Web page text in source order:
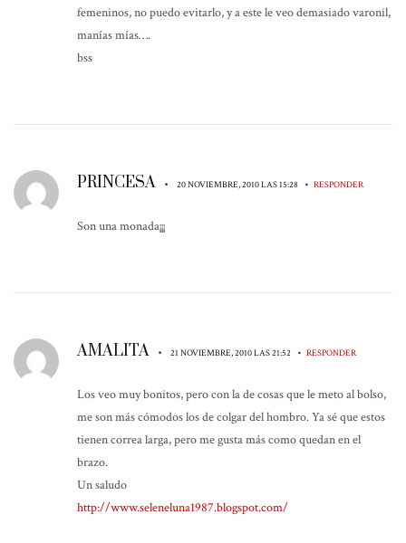
femeninos, no puedo evitarlo, y a este le veo demasiado varonil,
manías mías….
bss
PRINCESA • 20 NOVIEMBRE, 2010 LAS 15:28 • RESPONDER
Son una monada¡¡¡
AMALITA • 21 NOVIEMBRE, 2010 LAS 21:52 • RESPONDER
Los veo muy bonitos, pero con la de cosas que le meto al bolso,
me son más cómodos los de colgar del hombro. Ya sé que estos
tienen correa larga, pero me gusta más como quedan en el
brazo.
Un saludo
http://www.seleneluna1987.blogspot.com/